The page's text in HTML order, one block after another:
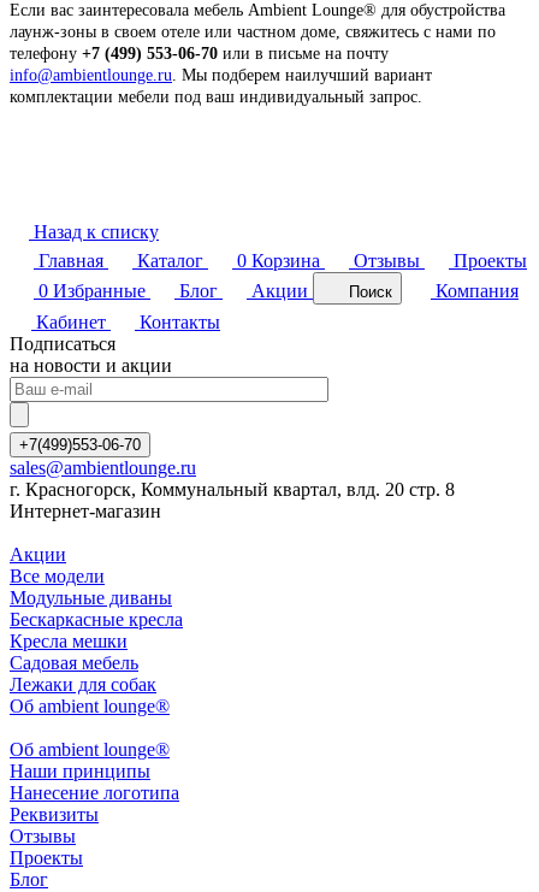
Если вас заинтересовала мебель Ambient Lounge® для обустройства
лаунж-зоны в своем отеле или частном доме, свяжитесь с нами по
телефону +7 (499) 553-06-70 или в письме на почту
info@ambientlounge.ru. Мы подберем наилучший вариант
комплектации мебели под ваш индивидуальный запрос.
Назад к списку
Главная
Каталог 0 Корзина Отзывы
Проекты
0 Избранные Блог Акции Поиск
Компания
Кабинет
Контакты
Подписаться
на новости и акции
+7(499)553-06-70
sales@ambientlounge.ru
г. Красногорск, Коммунальный квартал, влд. 20 стр. 8
Интернет-магазин
Акции
Все модели
Модульные диваны
Бескаркасные кресла
Кресла мешки
Садовая мебель
Лежаки для собак
Об ambient lounge®
Oб ambient lounge®
Наши принципы
Нанесение логотипа
Реквизиты
Отзывы
Проекты
Блог